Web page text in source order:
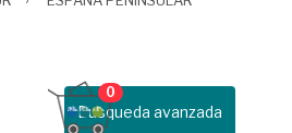
Busqueda avanzada
0